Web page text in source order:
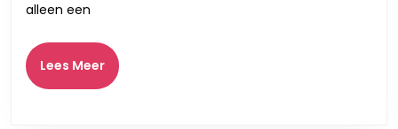
alleen een
Lees MeerLees
Meer